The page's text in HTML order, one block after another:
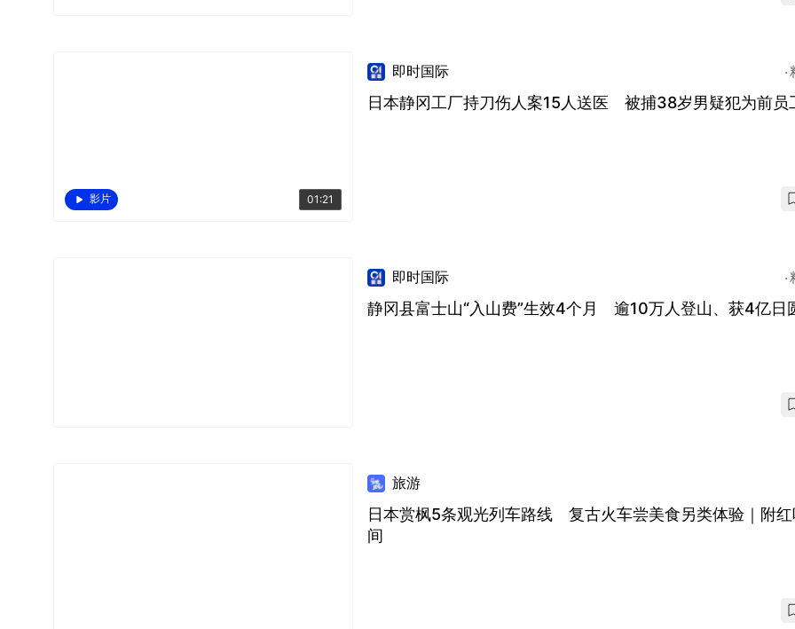
影片 01:21
即时国际
日本静冈工厂持刀伤人案15人送医 被捕38岁男疑犯为前员
即时国际
静冈县富士山“入山费”生效4个月 逾10万人登山、获4亿日
旅游
日本赏枫5条观光列车路线 复古火车尝美食另类体验｜附红
间